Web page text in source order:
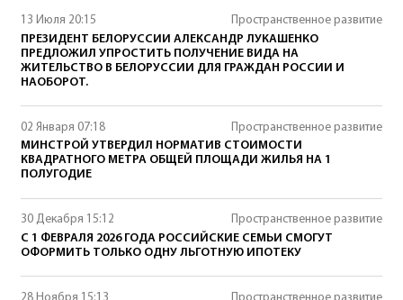
13 Июля 20:15
Пространственное развитие
ПРЕЗИДЕНТ БЕЛОРУССИИ АЛЕКСАНДР ЛУКАШЕНКО
ПРЕДЛОЖИЛ УПРОСТИТЬ ПОЛУЧЕНИЕ ВИДА НА
ЖИТЕЛЬСТВО В БЕЛОРУССИИ ДЛЯ ГРАЖДАН РОССИИ И
НАОБОРОТ.
02 Января 07:18
Пространственное развитие
МИНСТРОЙ УТВЕРДИЛ НОРМАТИВ СТОИМОСТИ
КВАДРАТНОГО МЕТРА ОБЩЕЙ ПЛОЩАДИ ЖИЛЬЯ НА 1
ПОЛУГОДИЕ
30 Декабря 15:12
Пространственное развитие
С 1 ФЕВРАЛЯ 2026 ГОДА РОССИЙСКИЕ СЕМЬИ СМОГУТ
ОФОРМИТЬ ТОЛЬКО ОДНУ ЛЬГОТНУЮ ИПОТЕКУ